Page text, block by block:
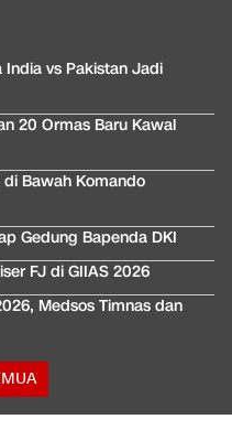
India vs Pakistan Jadi
20 Ormas Baru Kawal
di Bawah Komando
Gedung Bapenda DKI
FJ di GIIAS 2026
Medsos Timnas dan